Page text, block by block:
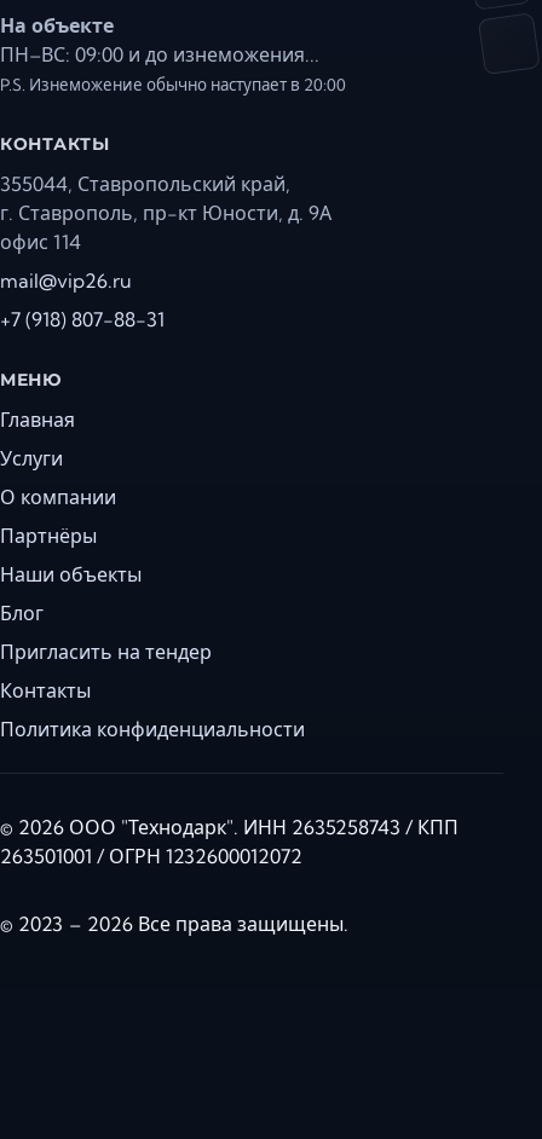
На объекте
ПН–ВС: 09:00 и до изнеможения...
P.S. Изнеможение обычно наступает в 20:00
КОНТАКТЫ
355044, Ставропольский край,
г. Ставрополь, пр-кт Юности, д. 9А
офис 114
mail@vip26.ru
+7 (918) 807-88-31
МЕНЮ
Главная
Услуги
О компании
Партнёры
Наши объекты
Блог
Пригласить на тендер
Контакты
Политика конфиденциальности
© 2026 ООО "Технодарк". ИНН 2635258743 / КПП
263501001 / ОГРН 1232600012072
© 2023 – 2026 Все права защищены.